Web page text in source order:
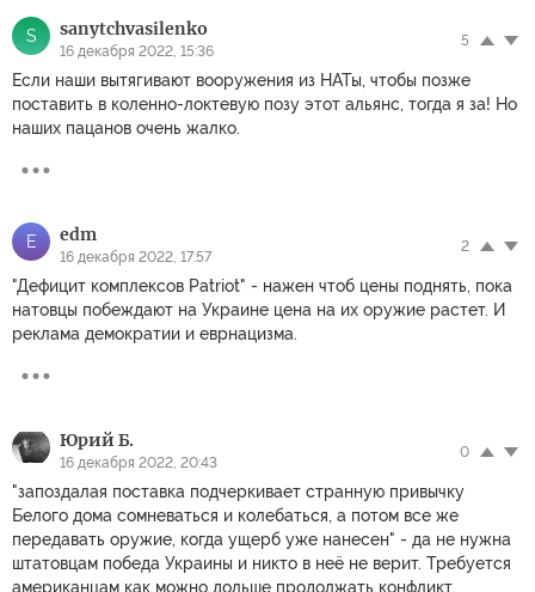
S sanytchvasilenko
16 декабря 2022, 15:36
5
Если наши вытягивают вооружения из НАТы, чтобы позже
поставить в коленно-локтевую позу этот альянс, тогда я за! Но
наших пацанов очень жалко.
E edm
16 декабря 2022, 17:57
2
"Дефицит комплексов Patriot" - нажен чтоб цены поднять, пока
натовцы побеждают на Украине цена на их оружие растет. И
реклама демократии и еврнацизма.
Юрий Б.
16 декабря 2022, 20:43
0
"запоздалая поставка подчеркивает странную привычку
Белого дома сомневаться и колебаться, а потом все же
передавать оружие, когда ущерб уже нанесен" - да не нужна
штатовцам победа Украины и никто в неё не верит. Требуется
американцам как можно дольше продолжать конфликт,